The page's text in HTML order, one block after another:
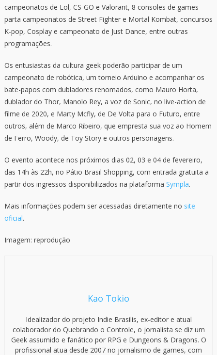
campeonatos de Lol, CS-GO e Valorant, 8 consoles de games
parta campeonatos de Street Fighter e Mortal Kombat, concursos
K-pop, Cosplay e campeonato de Just Dance, entre outras
programações.
Os entusiastas da cultura geek poderão participar de um
campeonato de robótica, um torneio Arduino e acompanhar os
bate-papos com dubladores renomados, como Mauro Horta,
dublador do Thor, Manolo Rey, a voz de Sonic, no live-action de
filme de 2020, e Marty Mcfly, de De Volta para o Futuro, entre
outros, além de Marco Ribeiro, que empresta sua voz ao Homem
de Ferro, Woody, de Toy Story e outros personagens.
O evento acontece nos próximos dias 02, 03 e 04 de fevereiro,
das 14h às 22h, no Pátio Brasil Shopping, com entrada gratuita a
partir dos ingressos disponibilizados na plataforma Sympla.
Mais informações podem ser acessadas diretamente no site
oficial.
Imagem: reprodução
Kao Tokio
Idealizador do projeto Indie Brasilis, ex-editor e atual
colaborador do Quebrando o Controle, o jornalista se diz um
Geek assumido e fanático por RPG e Dungeons & Dragons. O
profissional atua desde 2007 no jornalismo de games, com